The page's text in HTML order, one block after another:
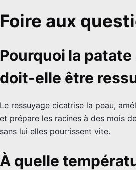
Foire aux
Pourquoi la patate
doit-elle être
Le ressuyage cicatrise la peau,
et prépare les racines à des mois
sans lui elles pourrissent vite.
À quelle